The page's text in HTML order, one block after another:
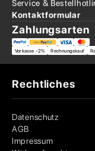
Service &
Kontaktformular
Zahlungsarten
Vorkasse -2% Rechnungskauf
Rechtliches
Datenschutz
AGB
Impressum